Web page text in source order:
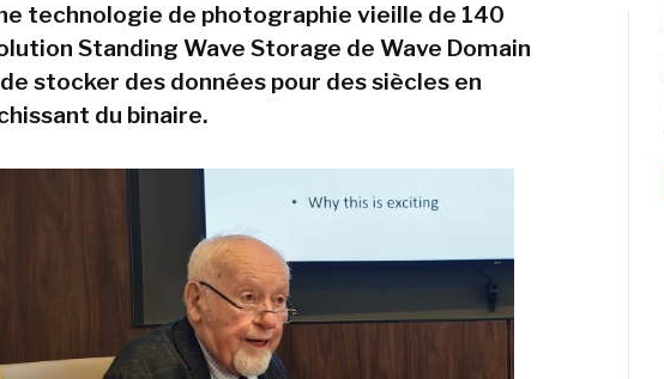
technologie de photographie vieille de 140
Standing Wave Storage de Wave Domain
stocker des données pour des siècles en
du binaire.